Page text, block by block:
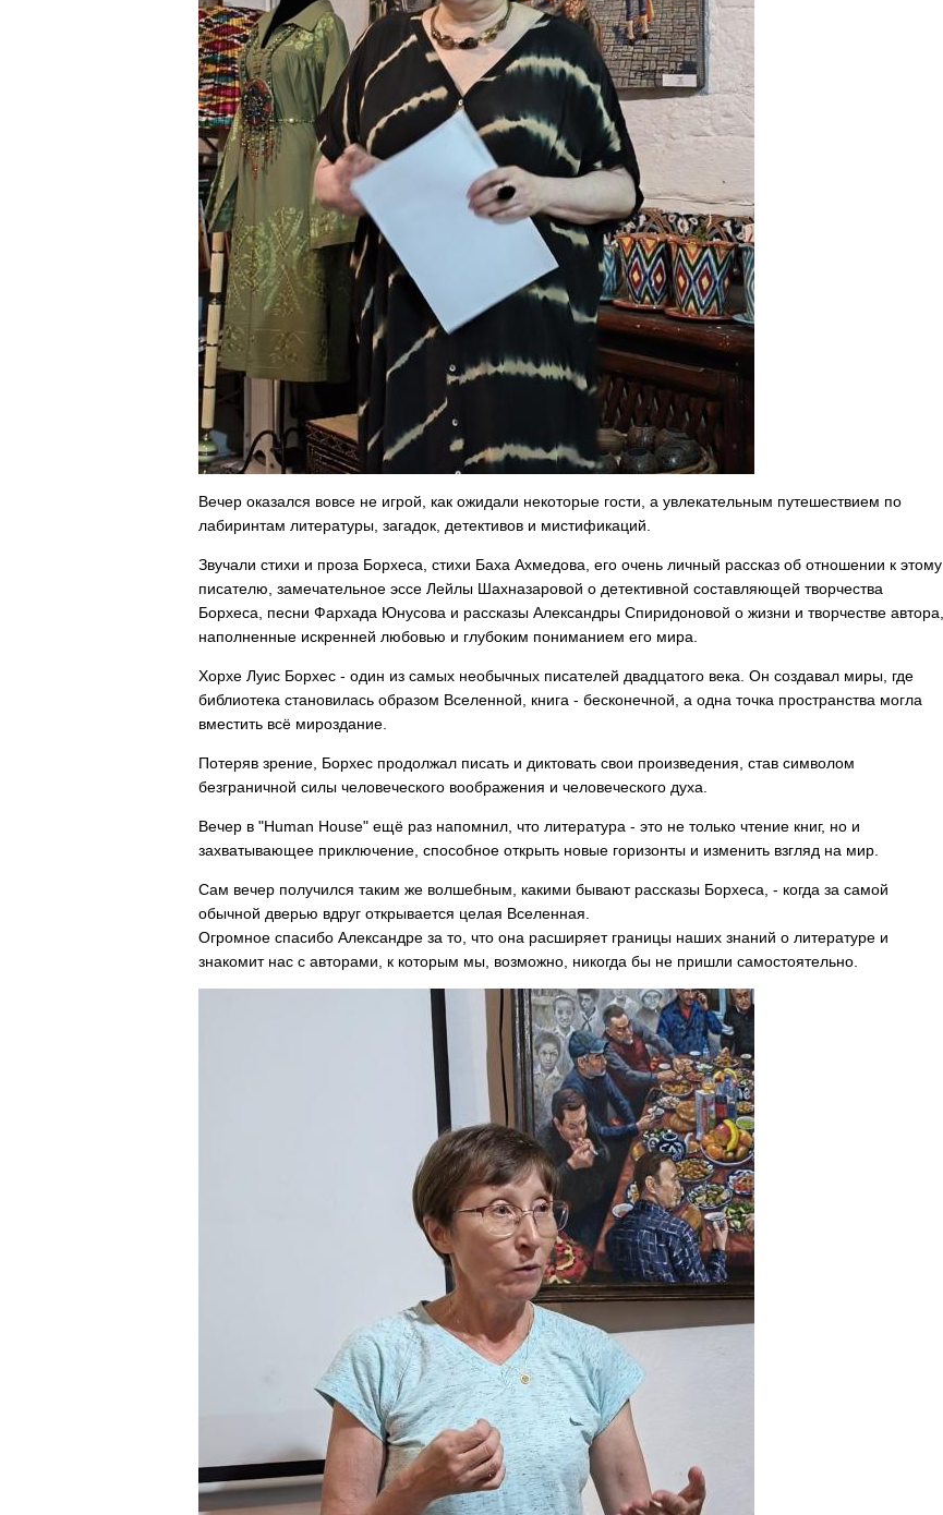
Вечер оказался вовсе не игрой, как ожидали некоторые гости, а увлекательным путешествием по
лабиринтам литературы, загадок, детективов и мистификаций.
Звучали стихи и проза Борхеса, стихи Баха Ахмедова, его очень личный рассказ об отношении к этому
писателю, замечательное эссе Лейлы Шахназаровой о детективной составляющей творчества
Борхеса, песни Фархада Юнусова и рассказы Александры Спиридоновой о жизни и творчестве автора,
наполненные искренней любовью и глубоким пониманием его мира.
Хорхе Луис Борхес - один из самых необычных писателей двадцатого века. Он создавал миры, где
библиотека становилась образом Вселенной, книга - бесконечной, а одна точка пространства могла
вместить всё мироздание.
Потеряв зрение, Борхес продолжал писать и диктовать свои произведения, став символом
безграничной силы человеческого воображения и человеческого духа.
Вечер в "Human House" ещё раз напомнил, что литература - это не только чтение книг, но и
захватывающее приключение, способное открыть новые горизонты и изменить взгляд на мир.
Сам вечер получился таким же волшебным, какими бывают рассказы Борхеса, - когда за самой
обычной дверью вдруг открывается целая Вселенная.
Огромное спасибо Александре за то, что она расширяет границы наших знаний о литературе и
знакомит нас с авторами, к которым мы, возможно, никогда бы не пришли самостоятельно.